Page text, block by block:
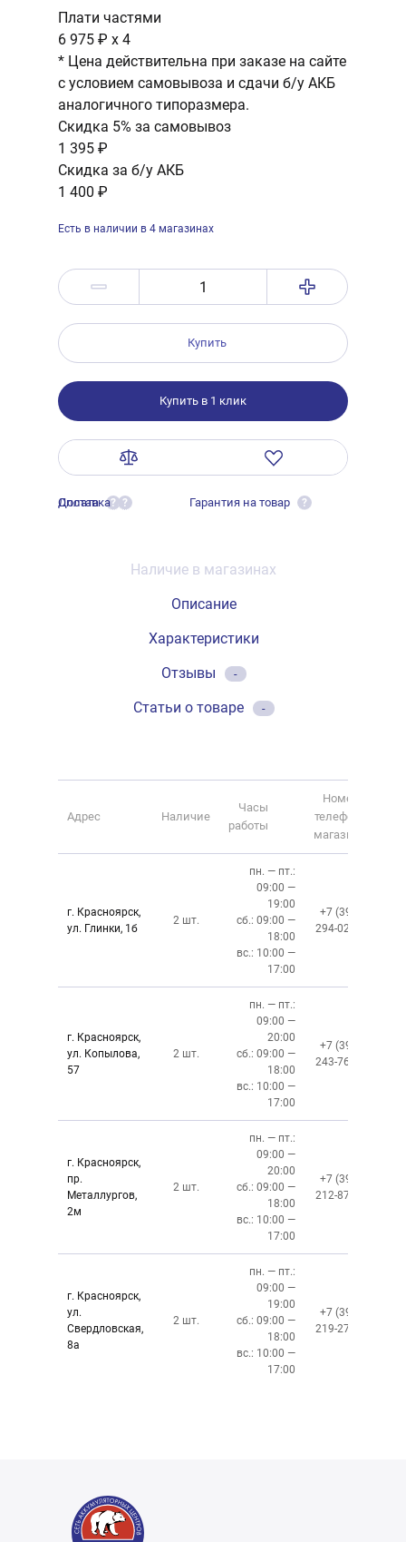
Плати частями
6 975 ₽ x 4
* Цена действительна при заказе на сайте
с условием самовывоза и сдачи б/у АКБ
аналогичного типоразмера.
Скидка 5% за самовывоз
1 395 ₽
Скидка за б/у АКБ
1 400 ₽
Есть в наличии в 4 магазинах
Купить
Купить в 1 клик
Оплата ?
Доставка ? Гарантия на товар ?
Наличие в магазинах
Описание
Характеристики
Отзывы
-
Статьи о товаре -
Адрес Наличие
Часы
работы
Номер
телефона
магазина
г. Красноярск,
ул. Глинки, 1б
2 шт.
пн. — пт.:
09:00 —
19:00
сб.: 09:00 —
18:00
вс.: 10:00 —
17:00
+7 (391)
294-02-02
г. Красноярск,
ул. Копылова,
57
2 шт.
пн. — пт.:
09:00 —
20:00
сб.: 09:00 —
18:00
вс.: 10:00 —
17:00
+7 (391)
243-76-13
г. Красноярск,
пр.
Металлургов,
2м
2 шт.
пн. — пт.:
09:00 —
20:00
сб.: 09:00 —
18:00
вс.: 10:00 —
17:00
+7 (391)
212-87-27
г. Красноярск,
ул.
Свердловская,
8а
2 шт.
пн. — пт.:
09:00 —
19:00
сб.: 09:00 —
18:00
вс.: 10:00 —
17:00
+7 (391)
219-27-50